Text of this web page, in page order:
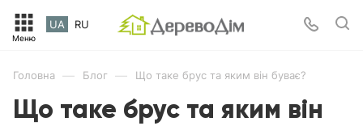
UA RU
Головна — Блог — Що таке брус та яким він буває?
Що таке брус та яким він